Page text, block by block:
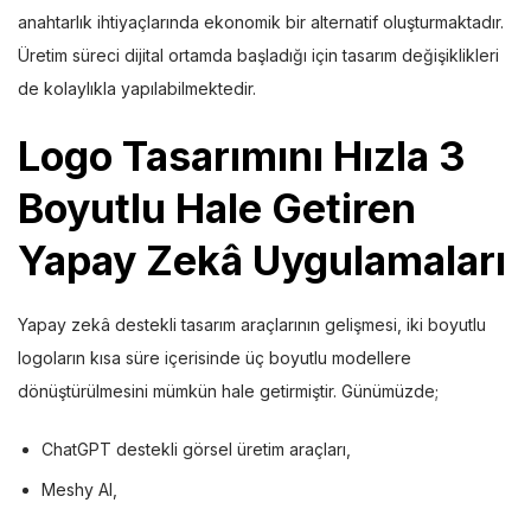
anahtarlık ihtiyaçlarında ekonomik bir alternatif oluşturmaktadır.
Üretim süreci dijital ortamda başladığı için tasarım değişiklikleri
de kolaylıkla yapılabilmektedir.
Logo Tasarımını Hızla 3
Boyutlu Hale Getiren
Yapay Zekâ Uygulamaları
Yapay zekâ destekli tasarım araçlarının gelişmesi, iki boyutlu
logoların kısa süre içerisinde üç boyutlu modellere
dönüştürülmesini mümkün hale getirmiştir. Günümüzde;
ChatGPT destekli görsel üretim araçları,
Meshy AI,